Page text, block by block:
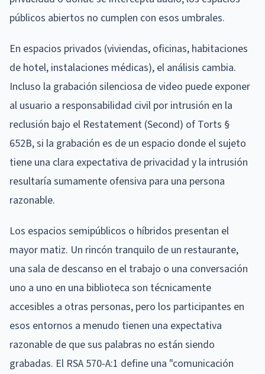
públicos abiertos no cumplen con esos umbrales.
En espacios privados (viviendas, oficinas, habitaciones
de hotel, instalaciones médicas), el análisis cambia.
Incluso la grabación silenciosa de video puede exponer
al usuario a responsabilidad civil por intrusión en la
reclusión bajo el Restatement (Second) of Torts §
652B, si la grabación es de un espacio donde el sujeto
tiene una clara expectativa de privacidad y la intrusión
resultaría sumamente ofensiva para una persona
razonable.
Los espacios semipúblicos o híbridos presentan el
mayor matiz. Un rincón tranquilo de un restaurante,
una sala de descanso en el trabajo o una conversación
uno a uno en una biblioteca son técnicamente
accesibles a otras personas, pero los participantes en
esos entornos a menudo tienen una expectativa
razonable de que sus palabras no están siendo
grabadas. El RSA 570-A:1 define una "comunicación